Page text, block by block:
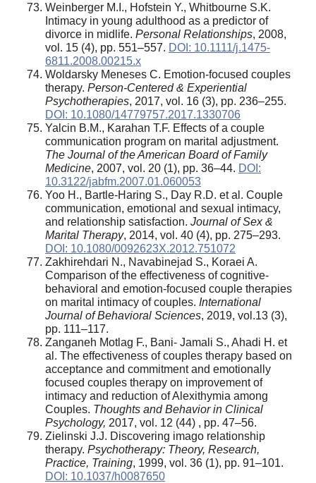
Weinberger M.I., Hofstein Y., Whitbourne S.K.
Intimacy in young adulthood as a predictor of
divorce in midlife. Personal Relationships, 2008,
vol. 15 (4), pp. 551–557. DOI: 10.1111/j.1475-
6811.2008.00215.x
Woldarsky Meneses C. Emotion-focused couples
therapy. Person-Centered & Experiential
Psychotherapies, 2017, vol. 16 (3), pp. 236–255.
DOI: 10.1080/14779757.2017.1330706
Yalcin B.M., Karahan T.F. Effects of a couple
communication program on marital adjustment.
The Journal of the American Board of Family
Medicine, 2007, vol. 20 (1), pp. 36–44. DOI:
10.3122/jabfm.2007.01.060053
Yoo H., Bartle-Haring S., Day R.D. et al. Couple
communication, emotional and sexual intimacy,
and relationship satisfaction. Journal of Sex &
Marital Therapy, 2014, vol. 40 (4), pp. 275–293.
DOI: 10.1080/0092623X.2012.751072
Zakhirehdari N., Navabinejad S., Koraei A.
Comparison of the effectiveness of cognitive-
behavioral and emotion-focused couple therapies
on marital intimacy of couples. International
Journal of Behavioral Sciences, 2019, vol.13 (3),
pp. 111–117.
Zanganeh Motlag F., Bani- Jamali S., Ahadi H. et
al. The effectiveness of couples therapy based on
acceptance and commitment and emotionally
focused couples therapy on improvement of
intimacy and reduction of Alexithymia among
Couples. Thoughts and Behavior in Clinical
Psychology, 2017, vol. 12 (44) , pp. 47–56.
Zielinski J.J. Discovering imago relationship
therapy. Psychotherapy: Theory, Research,
Practice, Training, 1999, vol. 36 (1), pp. 91–101.
DOI: 10.1037/h0087650